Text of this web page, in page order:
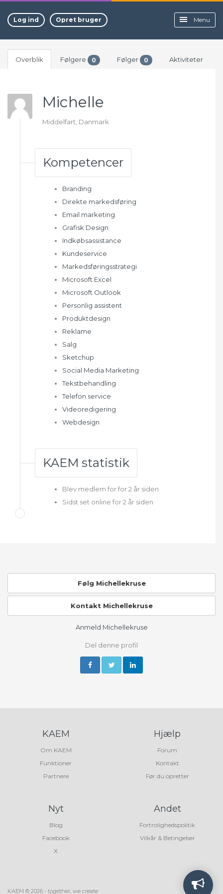
Log ind Opret bruger Menu
Overblik Følgere 0 Følger 0 Aktiviteter
Michelle
Middelfart, Danmark
Kompetencer
Branding
Direkte markedsføring
Email marketing
Grafisk Design
Indkøbsassistance
Kundeservice
Markedsføringsstrategi
Microsoft Excel
Microsoft Outlook
Personlig assistent
Produktdesign
Reklame
Salg
Sketchup
Social Media Marketing
Tekstbehandling
Telefon service
Videoredigering
Webdesign
KAEM statistik
Blev medlem for for 2 år siden
Sidst set online for 2 år siden
Følg Michellekruse
Kontakt Michellekruse
Anmeld Michellekruse
Del denne profil
KAEM
Om KAEM
Funktioner
Partnere
Hjælp
Forum
Kontakt
Før du opretter
Nyt
Blog
Facebook
X
Andet
Fortrolighedspolitik
Vilkår & Betingelser
KAEM © 2026 - together, we create